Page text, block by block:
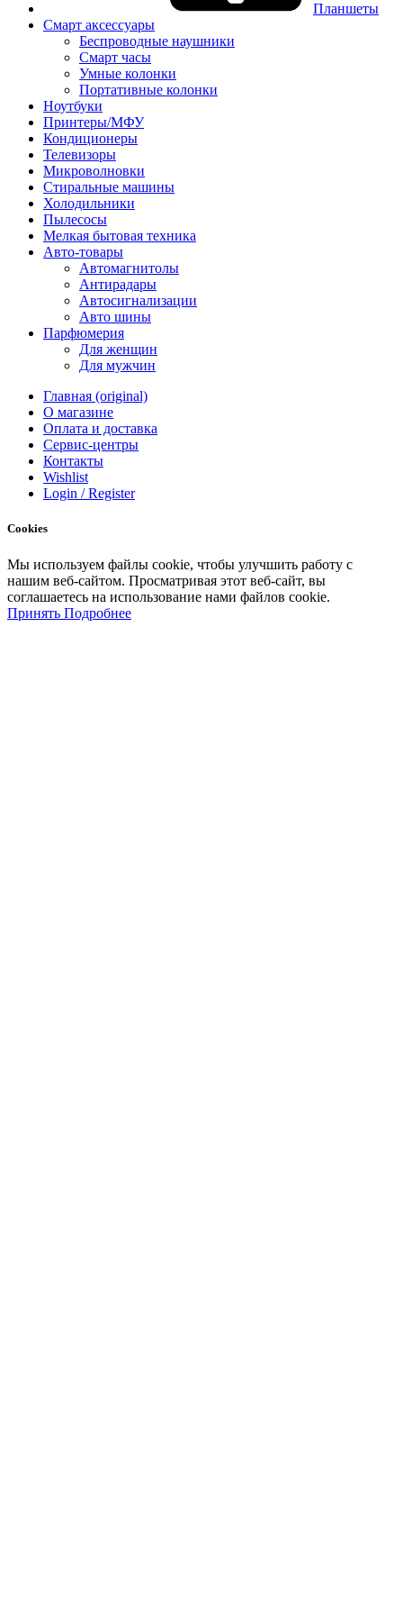
Планшеты
Смарт аксессуары
Беспроводные наушники
Смарт часы
Умные колонки
Портативные колонки
Ноутбуки
Принтеры/МФУ
Кондиционеры
Телевизоры
Микроволновки
Стиральные машины
Холодильники
Пылесосы
Мелкая бытовая техника
Авто-товары
Автомагнитолы
Антирадары
Автосигнализации
Авто шины
Парфюмерия
Для женщин
Для мужчин
Главная (original)
О магазине
Оплата и доставка
Сервис-центры
Контакты
Wishlist
Login / Register
Cookies
Мы используем файлы cookie, чтобы улучшить работу с
нашим веб-сайтом. Просматривая этот веб-сайт, вы
соглашаетесь на использование нами файлов cookie.
Принять Подробнее